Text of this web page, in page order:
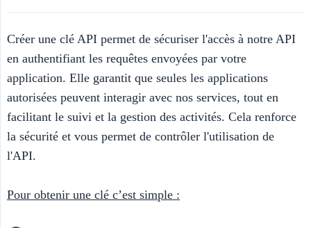
Créer une clé API permet de sécuriser l'accès à notre API
en authentifiant les requêtes envoyées par votre
application. Elle garantit que seules les applications
autorisées peuvent interagir avec nos services, tout en
facilitant le suivi et la gestion des activités. Cela renforce
la sécurité et vous permet de contrôler l'utilisation de
l'API.
Pour obtenir une clé c’est simple :